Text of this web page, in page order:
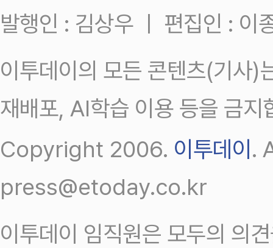
발행인 : 김상우 ㅣ 편집인 : 이
이투데이의 모든 콘텐츠(기사)
재배포, AI학습 이용 등을 금지
Copyright 2006. 이투데이.
press@etoday.co.kr
이투데이 임직원은 모두의 의